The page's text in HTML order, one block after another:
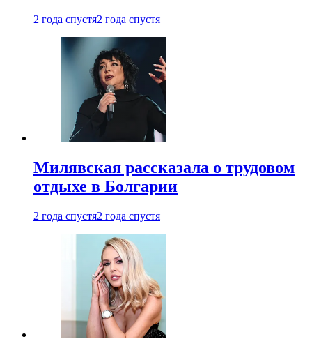
2 года спустя2 года спустя
Милявская рассказала о трудовом
отдыхе в Болгарии
2 года спустя2 года спустя